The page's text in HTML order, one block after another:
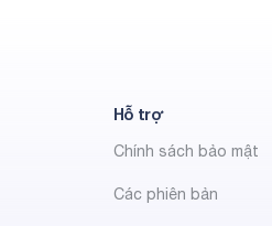
Hỗ trợ
Chính sách bảo mật
Các phiên bản